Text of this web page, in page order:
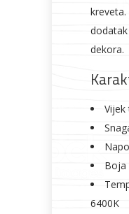
dekora.
Vijek
Boja
6400K